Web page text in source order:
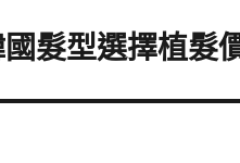
髮型選擇植髮